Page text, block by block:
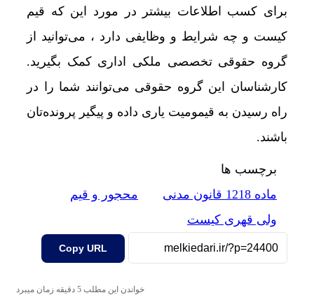
برای کسب اطلاعات بیشتر در مورد این که قیم
کیست و چه شرایط و وظایفی دارد ، می‌توانید از
گروه حقوقی تخصصی ملکی اداری کمک بگیرید.
کارشناسان این گروه حقوقی می‌توانند شما را در
راه رسیدن به قیمومیت یاری داده و پیگیر پرونده‌تان
باشند.
برچسب ها
ماده 1218 قانون مدنی
محجور و قیم
ولی قهری کیست
Copy URL
خواندن این مطلب 5 دقیقه زمان میبرد